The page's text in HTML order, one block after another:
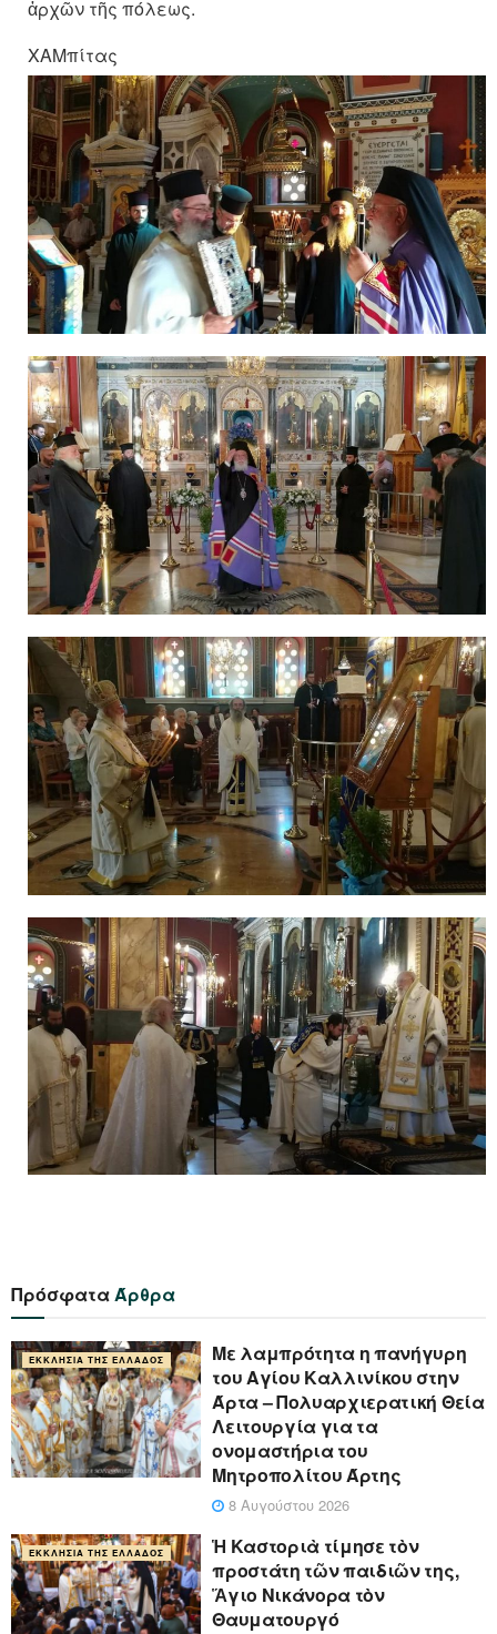
ἀρχῶν τῆς πόλεως.
ΧΑΜπίτας
ΠρόσφαταΆρθρα
ΕΚΚΛΗΣΊΑ ΤΗΣ ΕΛΛΆΔΟΣ
Με λαμπρότητα η πανήγυρη
του Αγίου Καλλινίκου στην
Άρτα – Πολυαρχιερατική Θεία
Λειτουργία για τα
ονομαστήρια του
Μητροπολίτου Άρτης
8 Αυγούστου 2026
ΕΚΚΛΗΣΊΑ ΤΗΣ ΕΛΛΆΔΟΣ
Ἡ Καστοριὰ τίμησε τὸν
προστάτη τῶν παιδιῶν της,
Ἅγιο Νικάνορα τὸν
Θαυματουργό